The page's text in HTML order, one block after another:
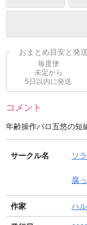
おまとめ目安と発
毎度便
未定から
5日以内に発送
コメント
年齢操作パロ五悠の短
サークル名 ソ
腐
作家 ハ